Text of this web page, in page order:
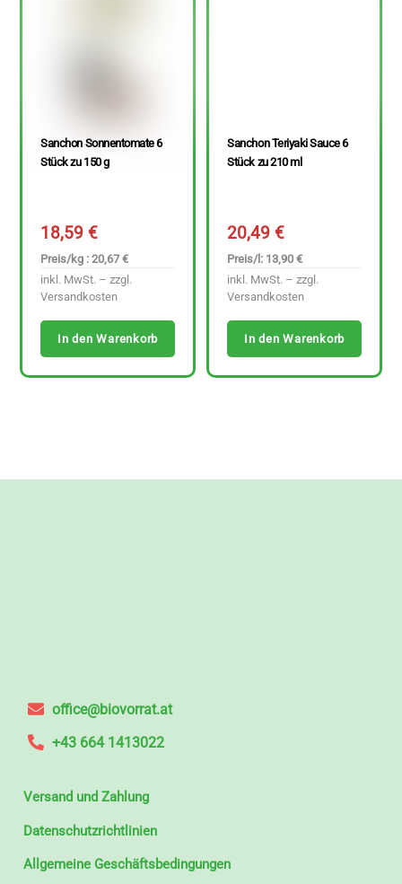
Sanchon Sonnentomate 6
Stück zu 150 g
18,59€
Preis/kg : 20,67 €
inkl. MwSt. – zzgl.
Versandkosten
In den Warenkorb
Sanchon Teriyaki Sauce 6
Stück zu 210 ml
20,49€
Preis/l: 13,90 €
inkl. MwSt. – zzgl.
Versandkosten
In den Warenkorb
office@biovorrat.at
+43 664 1413022
Versand und Zahlung
Datenschutzrichtlinien
Allgemeine Geschäftsbedingungen